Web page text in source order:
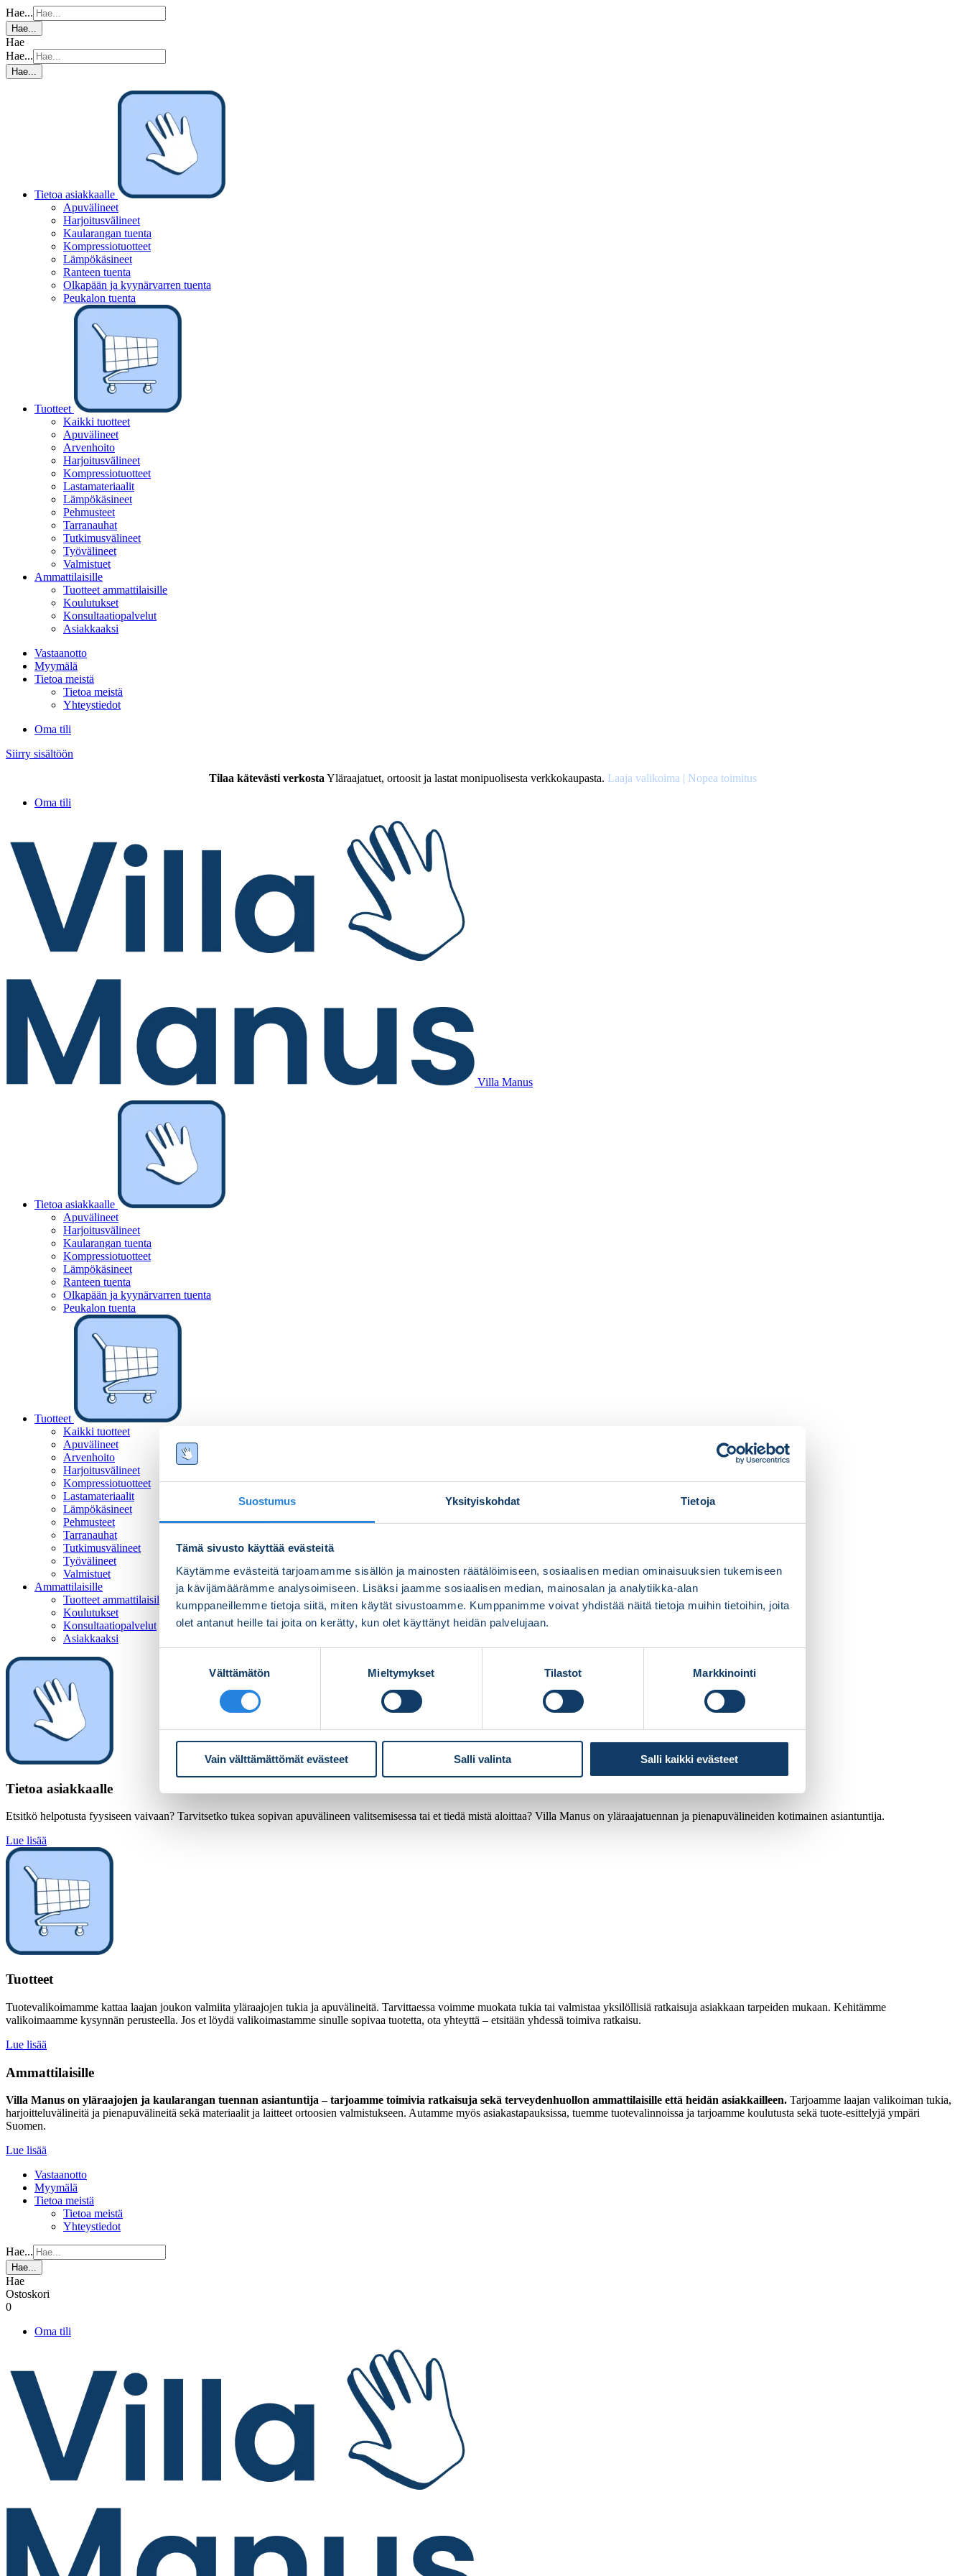
Suostumus Yksityiskohdat Tietoja
Tämä sivusto käyttää evästeitä
Käytämme evästeitä tarjoamamme sisällön ja mainosten räätälöimiseen, sosiaalisen median ominaisuuksien tukemiseen
ja kävijämäärämme analysoimiseen. Lisäksi jaamme sosiaalisen median, mainosalan ja analytiikka-alan
kumppaneillemme tietoja siitä, miten käytät sivustoamme. Kumppanimme voivat yhdistää näitä tietoja muihin tietoihin, joita
olet antanut heille tai joita on kerätty, kun olet käyttänyt heidän palvelujaan.
Välttämätön Mieltymykset Tilastot Markkinointi
Vain välttämättömät evästeet Salli valinta Salli kaikki evästeet
Hae...
Hae...
Hae
Hae...
Hae...
Tietoa asiakkaalle
Apuvälineet
Harjoitusvälineet
Kaularangan tuenta
Kompressiotuotteet
Lämpökäsineet
Ranteen tuenta
Olkapään ja kyynärvarren tuenta
Peukalon tuenta
Tuotteet
Kaikki tuotteet
Apuvälineet
Arvenhoito
Harjoitusvälineet
Kompressiotuotteet
Lastamateriaalit
Lämpökäsineet
Pehmusteet
Tarranauhat
Tutkimusvälineet
Työvälineet
Valmistuet
Ammattilaisille
Tuotteet ammattilaisille
Koulutukset
Konsultaatiopalvelut
Asiakkaaksi
Vastaanotto
Myymälä
Tietoa meistä
Tietoa meistä
Yhteystiedot
Oma tili
Siirry sisältöön
Tilaa kätevästi verkosta Yläraajatuet, ortoosit ja lastat monipuolisesta verkkokaupasta. Laaja valikoima | Nopea toimitus
Oma tili
Villa Manus
Tietoa asiakkaalle
Apuvälineet
Harjoitusvälineet
Kaularangan tuenta
Kompressiotuotteet
Lämpökäsineet
Ranteen tuenta
Olkapään ja kyynärvarren tuenta
Peukalon tuenta
Tuotteet
Kaikki tuotteet
Apuvälineet
Arvenhoito
Harjoitusvälineet
Kompressiotuotteet
Lastamateriaalit
Lämpökäsineet
Pehmusteet
Tarranauhat
Tutkimusvälineet
Työvälineet
Valmistuet
Ammattilaisille
Tuotteet ammattilaisille
Koulutukset
Konsultaatiopalvelut
Asiakkaaksi
Tietoa asiakkaalle
Etsitkö helpotusta fyysiseen vaivaan? Tarvitsetko tukea sopivan apuvälineen valitsemisessa tai et tiedä mistä aloittaa? Villa Manus on yläraajatuennan ja pienapuvälineiden kotimainen asiantuntija.
Lue lisää
Tuotteet
Tuotevalikoimamme kattaa laajan joukon valmiita yläraajojen tukia ja apuvälineitä. Tarvittaessa voimme muokata tukia tai valmistaa yksilöllisiä ratkaisuja asiakkaan tarpeiden mukaan. Kehitämme
valikoimaamme kysynnän perusteella. Jos et löydä valikoimastamme sinulle sopivaa tuotetta, ota yhteyttä – etsitään yhdessä toimiva ratkaisu.
Lue lisää
Ammattilaisille
Villa Manus on yläraajojen ja kaularangan tuennan asiantuntija – tarjoamme toimivia ratkaisuja sekä terveydenhuollon ammattilaisille että heidän asiakkailleen. Tarjoamme laajan valikoiman tukia,
harjoitteluvälineitä ja pienapuvälineitä sekä materiaalit ja laitteet ortoosien valmistukseen. Autamme myös asiakastapauksissa, tuemme tuotevalinnoissa ja tarjoamme koulutusta sekä tuote-esittelyjä ympäri
Suomen.
Lue lisää
Vastaanotto
Myymälä
Tietoa meistä
Tietoa meistä
Yhteystiedot
Hae...
Hae...
Hae
Ostoskori
0
Oma tili